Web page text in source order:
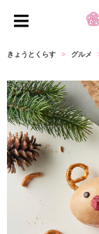
ょ
と
く
ら
す
きょうとくらす グルメ